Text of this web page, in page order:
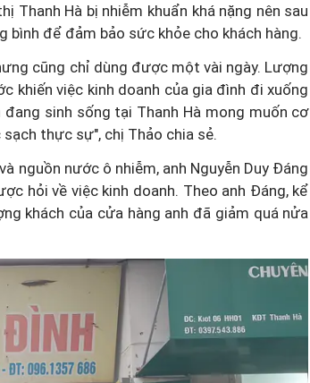
Thanh Hà bị nhiễm khuẩn khá nặng nên sau
để đảm bảo sức khỏe cho khách hàng.
cũng chỉ dùng được một vài ngày. Lượng
khiến việc kinh doanh của gia đình đi xuống
sinh sống tại Thanh Hà mong muốn cơ
thực sự", chị Thảo chia sẻ.
nguồn nước ô nhiễm, anh Nguyễn Duy Đáng
hỏi về việc kinh doanh. Theo anh Đáng, kể
khách của cửa hàng anh đã giảm quá nửa